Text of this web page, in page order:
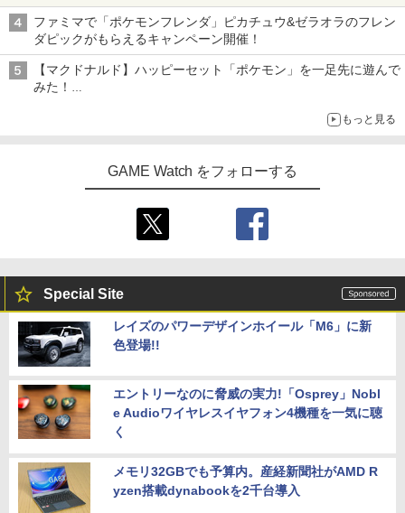
ライン販売開始
ファミマで「ポケモンフレンダ」ピカチュウ&ゼラオラのフレン
ダピックがもらえるキャンペーン開催！
【マクドナルド】ハッピーセット「ポケモン」を一足先に遊んで
みた！
もっと見る
GAME Watch をフォローする
Special Site
レイズのパワーデザインホイール「M6」に新
色登場!!
エントリーなのに脅威の実力!「Osprey」Nobl
e Audioワイヤレスイヤフォン4機種を一気に聴
く
メモリ32GBでも予算内。産経新聞社がAMD R
yzen搭載dynabookを2千台導入